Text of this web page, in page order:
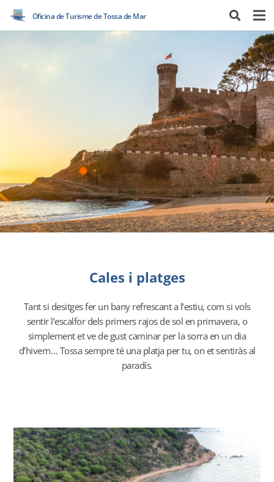
Oficina de Turisme de Tossa de Mar
Cales i platges
Tant si desitges fer un bany refrescant a l’estiu, com si vols
sentir l’escalfor dels primers rajos de sol en primavera, o
simplement et ve de gust caminar per la sorra en un dia
d’hivern… Tossa sempre té una platja per tu, on et sentiràs al
paradís.